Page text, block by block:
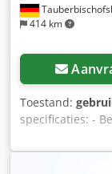
414 km
Toestand:
specificaties: -